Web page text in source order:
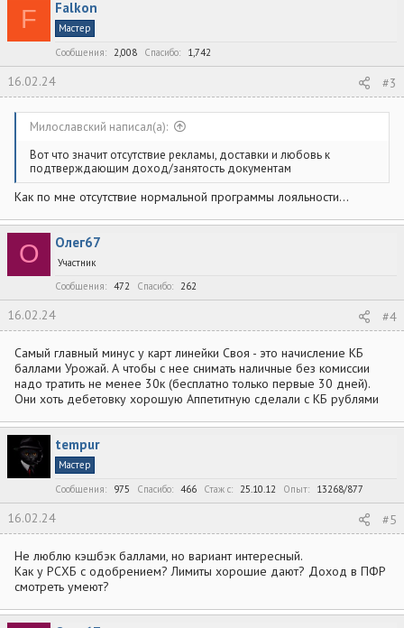
ц
и
F Falkon
Мастер
Сообщения
2,008 Спасибо 1,742
16.02.24 #3
Милославский написал(а):
Вот что значит отсутствие рекламы, доставки и любовь к
подтверждающим доход/занятость документам
Как по мне отсутствие нормальной программы лояльности...
О Олег67
Участник
Сообщения
472 Спасибо 262
16.02.24 #4
Самый главный минус у карт линейки Своя - это начисление КБ
баллами Урожай. А чтобы с нее снимать наличные без комиссии
надо тратить не менее 30к (бесплатно только первые 30 дней).
Они хоть дебетовку хорошую Аппетитную сделали с КБ рублями
tempur
Мастер
Сообщения
975 Спасибо 466 Стаж c 25.10.12 Опыт 13268/877
16.02.24 #5
Не люблю кэшбэк баллами, но вариант интересный.
Как у РСХБ с одобрением? Лимиты хорошие дают? Доход в ПФР
смотреть умеют?